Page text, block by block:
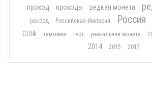
проход
проходы редкая монета
рекорд Российская Империя Россия
США таможня тест уникальная монета
2014 2015 2017